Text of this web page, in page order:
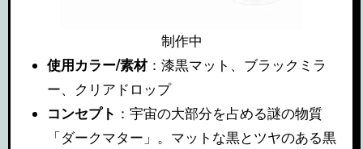
制作中
使用カラー/素材：漆黒マット、ブラックミラ
ー、クリアドロップ
コンセプト ：宇宙の大部分を占める謎の物質
「ダークマター」。マットな黒とツヤのある黒